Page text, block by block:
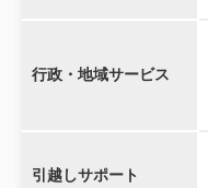
行政・地域サービス
引越しサポート